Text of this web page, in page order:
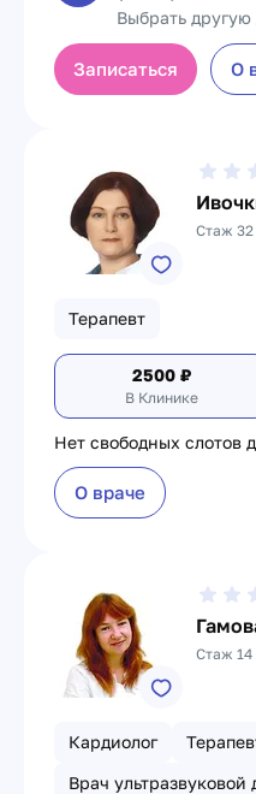
Выбрать
Записаться О
Стаж 32
Терапевт
2500 ₽
В Клинике
Нет свободных слотов
О враче
Стаж 14
Кардиолог
Врач ультразвуковой